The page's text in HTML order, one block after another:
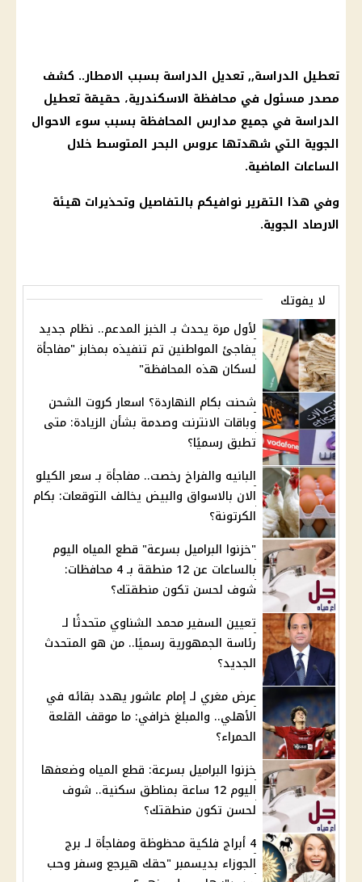
تعطيل الدراسة,, تعديل الدراسة بسبب الامطار.. كشف
مصدر مسئول في محافظة الاسكندرية، حقيقة تعطيل
الدراسة في جميع مدارس المحافظة بسبب سوء الاحوال
الجوية التي شهدتها عروس البحر المتوسط خلال
الساعات الماضية.
وفي هذا التقرير نوافيكم بالتفاصيل وتحذيرات هيئة
الارصاد الجوية.
لا يفوتك
لأول مرة يحدث بـ الخبز المدعم.. نظام جديد
يفاجئ المواطنين تم تنفيذه بمخابز "مفاجأة
لسكان هذه المحافظة"
شحنت بكام النهاردة؟ اسعار كروت الشحن
وباقات الانترنت وصدمة بشأن الزيادة: متى
تطبق رسميًا؟
البانيه والفراخ رخصت.. مفاجأة بـ سعر الكيلو
الان بالاسواق والبيض يخالف التوقعات: بكام
الكرتونة؟
"خزنوا البراميل بسرعة" قطع المياه اليوم
بالساعات عن 12 منطقة بـ 4 محافظات:
شوف لحسن تكون منطقتك؟
تعيين السفير محمد الشناوي متحدثًا لـ
رئاسة الجمهورية رسميًا.. من هو المتحدث
الجديد؟
عرض مغري لـ إمام عاشور يهدد بقائه في
الأهلي.. والمبلغ خرافي: ما موقف القلعة
الحمراء؟
خزنوا البراميل بسرعة: قطع المياه وضعفها
اليوم 12 ساعة بمناطق سكنية.. شوف
لحسن تكون منطقتك؟
4 أبراج فلكية محظوظة ومفاجأة لـ برج
الجوزاء بديسمبر "حقك هيرجع وسفر وحب